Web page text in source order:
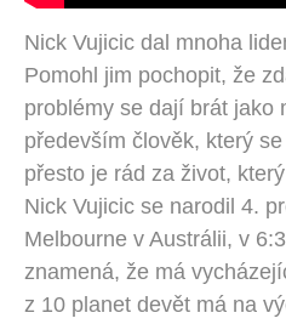
Nick Vujicic dal mnoha
Pomohl jim pochopit, že
problémy se dají brát jako
především člověk, který
přesto je rád za život,
Nick Vujicic se narodil 4.
Melbourne v Austrálii, v
znamená, že má
z 10 planet devět má na